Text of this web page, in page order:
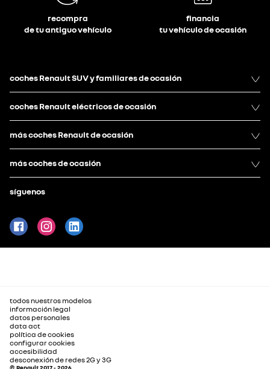
recompra
de tu antiguo vehículo
financia
tu vehículo de ocasión
coches Renault SUV y familiares de ocasión
coches Renault eléctricos de ocasión
más coches Renault de ocasión
más coches de ocasión
síguenos
todos nuestros modelos
información legal
datos personales
data act
política de cookies
configurar cookies
accesibilidad
desconexión de redes 2G y 3G
© Renault 2017 - 2026